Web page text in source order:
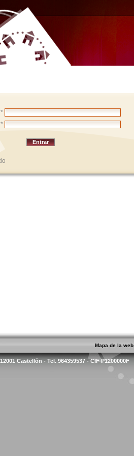
Mapa de la web
Castellón - Tel. 964359537 - CIF P1200000F